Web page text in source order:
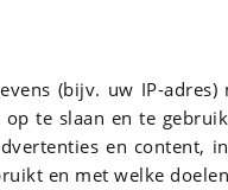
(bijv. uw IP-adres)
te slaan en te
en content,
en met welke